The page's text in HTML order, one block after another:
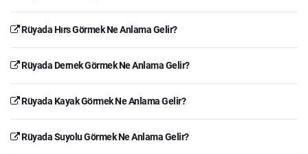
Rüyada Hırs Görmek Ne Anlama Gelir?
Rüyada Dernek Görmek Ne Anlama Gelir?
Rüyada Kayak Görmek Ne Anlama Gelir?
Rüyada Suyolu Görmek Ne Anlama Gelir?